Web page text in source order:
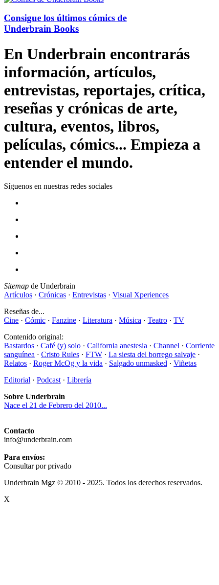
Consigue los últimos cómics de
Underbrain Books
En Underbrain encontrarás
información, artículos,
entrevistas, reportajes, crítica,
reseñas y crónicas de arte,
cultura, eventos, libros,
películas, cómics... Empieza a
entender el mundo.
Síguenos en nuestras redes sociales
Sitemap de Underbrain
Artículos · Crónicas · Entrevistas · Visual Xperiences
Reseñas de...
Cine · Cómic · Fanzine · Literatura · Música · Teatro · TV
Contenido original:
Bastardos · Café (y) solo · California anestesia · Channel · Corriente
sanguínea · Cristo Rules · FTW · La siesta del borrego salvaje ·
Relatos · Roger McOg y la vida · Salgado unmasked · Viñetas
Editorial · Podcast · Librería
Sobre Underbrain
Nace el 21 de Febrero del 2010...
Contacto
info@underbrain.com
Para envíos:
Consultar por privado
Underbrain Mgz © 2010 - 2025. Todos los derechos reservados.
X